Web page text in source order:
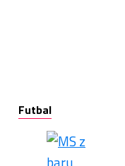
Futbal